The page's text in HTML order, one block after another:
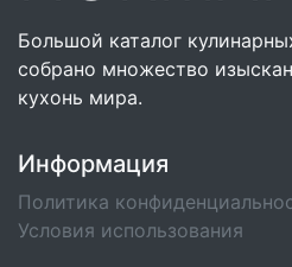
Большой каталог
собрано множество
кухонь мира.
Информация
Политика
Условия использования